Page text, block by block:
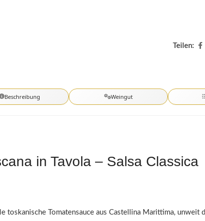
Teilen:
Beschreibung Weingut
in Tavola – Salsa Classica
toskanische Tomatensauce aus Castellina Marittima,